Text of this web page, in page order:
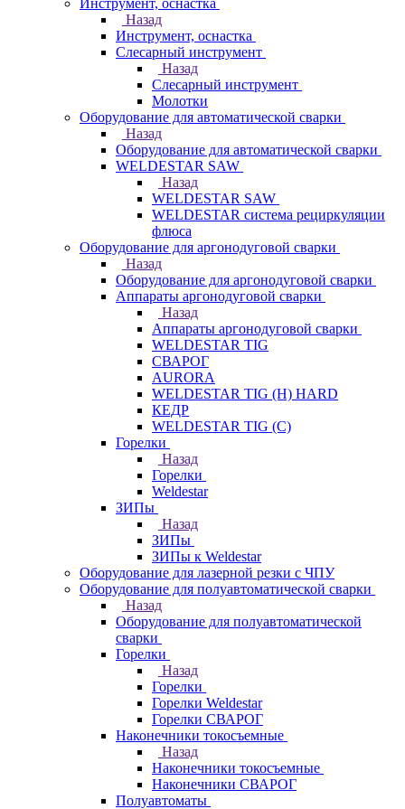
Инструмент, оснастка
Назад
Инструмент, оснастка
Слесарный инструмент
Назад
Слесарный инструмент
Молотки
Оборудование для автоматической сварки
Назад
Оборудование для автоматической сварки
WELDESTAR SAW
Назад
WELDESTAR SAW
WELDESTAR система рециркуляции
флюса
Оборудование для аргонодуговой сварки
Назад
Оборудование для аргонодуговой сварки
Аппараты аргонодуговой сварки
Назад
Аппараты аргонодуговой сварки
WELDESTAR TIG
СВАРОГ
AURORA
WELDESTAR TIG (H) HARD
КЕДР
WELDESTAR TIG (С)
Горелки
Назад
Горелки
Weldestar
ЗИПы
Назад
ЗИПы
ЗИПы к Weldestar
Оборудование для лазерной резки с ЧПУ
Оборудование для полуавтоматической сварки
Назад
Оборудование для полуавтоматической
сварки
Горелки
Назад
Горелки
Горелки Weldestar
Горелки СВАРОГ
Наконечники токосъемные
Назад
Наконечники токосъемные
Наконечники СВАРОГ
Полуавтоматы